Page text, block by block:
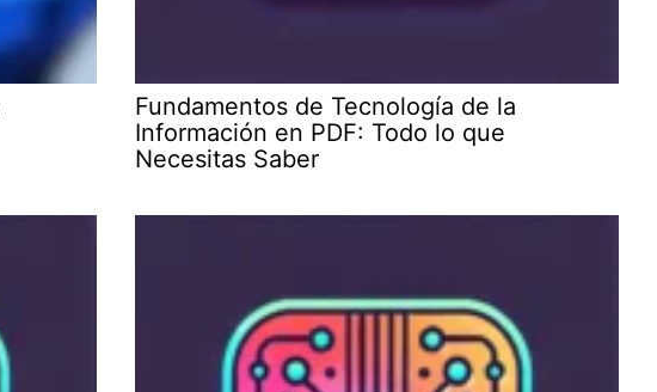
Fundamentos de Tecnología de la
Información en PDF: Todo lo que
Necesitas Saber